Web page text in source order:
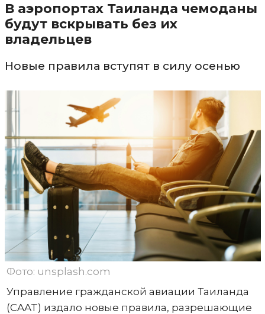
В аэропортах Таиланда чемоданы
будут вскрывать без их
владельцев
Новые правила вступят в силу осенью
Фото: unsplash.com
Управление гражданской авиации Таиланда
(CAAT) издало новые правила, разрешающие